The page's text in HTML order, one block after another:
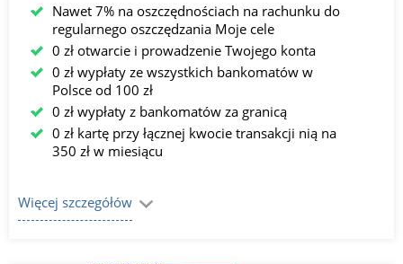
Nawet 7% na oszczędnościach na rachunku do
regularnego oszczędzania Moje cele
0 zł otwarcie i prowadzenie Twojego konta
0 zł wypłaty ze wszystkich bankomatów w
Polsce od 100 zł
0 zł wypłaty z bankomatów za granicą
0 zł kartę przy łącznej kwocie transakcji nią na
350 zł w miesiącu
Więcej szczegółów